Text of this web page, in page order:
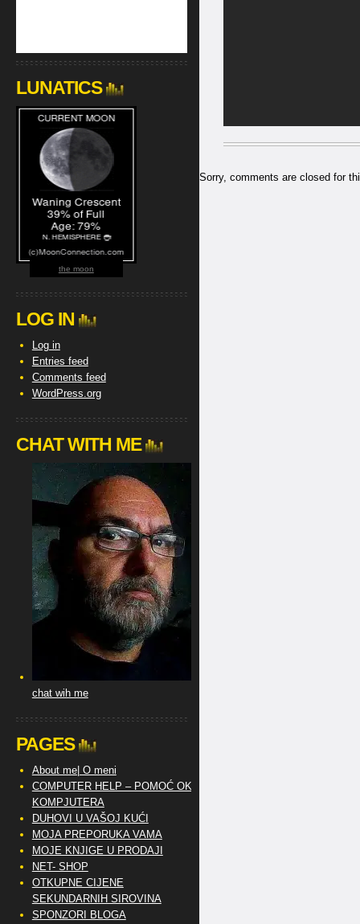
Sorry, comments are closed for
LUNATICS
the moon
LOG IN
Log in
Entries feed
Comments feed
WordPress.org
CHAT WITH ME
chat wih me
PAGES
About me| O meni
COMPUTER HELP – POMOĆ OKO
KOMPJUTERA
DUHOVI U VAŠOJ KUĆI
MOJA PREPORUKA VAMA
MOJE KNJIGE U PRODAJI
NET- SHOP
OTKUPNE CIJENE
SEKUNDARNIH SIROVINA
SPONZORI BLOGA